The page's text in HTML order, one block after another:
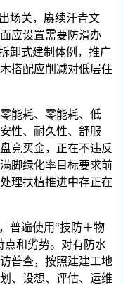
场关，赓续汗青文
应设置需要防滑办
卸式建制体例，推广
搭配应削减对低层住
能耗、零能耗、低
性、耐久性、舒服
竞买金，正在不违反
脚绿化率目标要求前
理扶植推进中存正在
遍使用“技防＋物
点和劣势。对有防水
普查，按照建建工地
、设想、评估、运维